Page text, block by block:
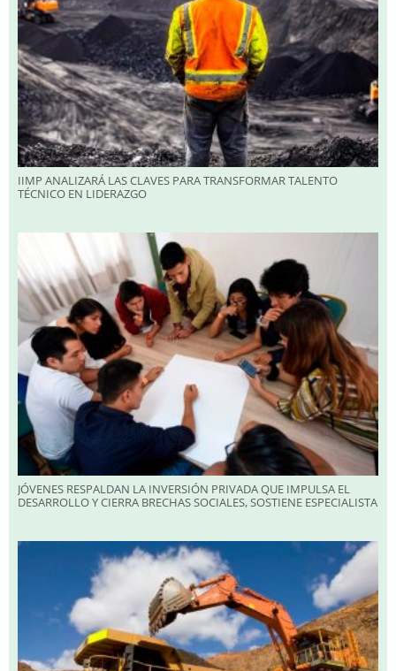
IIMP ANALIZARÁ LAS CLAVES PARA TRANSFORMAR TALENTO
TÉCNICO EN LIDERAZGO
JÓVENES RESPALDAN LA INVERSIÓN PRIVADA QUE IMPULSA EL
DESARROLLO Y CIERRA BRECHAS SOCIALES, SOSTIENE ESPECIALISTA